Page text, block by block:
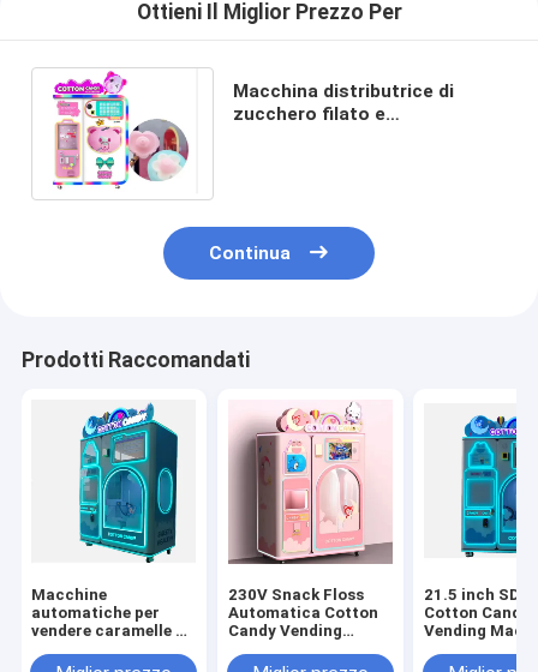
Ottieni Il Miglior Prezzo Per
Macchina distributrice di
zucchero filato e
Continua
Prodotti Raccomandati
Macchine
automatiche per
vendere caramelle di
dimensioni tipo
230V Snack Floss
Automatica Cotton
Candy Vending
monete
21.5 inch SDK
Cotton Candy
Vending